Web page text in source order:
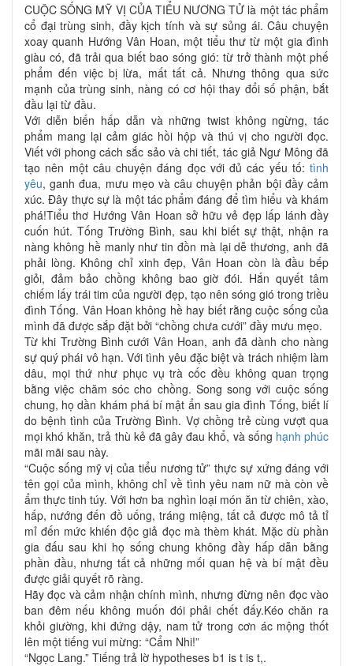
CUỘC SỐNG MỸ VỊ CỦA TIỂU NƯƠNG TỬ là một tác phẩm
cổ đại trùng sinh, đầy kịch tính và sự sủng ái. Câu chuyện
xoay quanh Hướng Vân Hoan, một tiểu thư từ một gia đình
giàu có, đã trải qua biết bao sóng gió: từ trở thành một phế
phẩm đến việc bị lừa, mất tất cả. Nhưng thông qua sức
mạnh của trùng sinh, nàng có cơ hội thay đổi số phận, bắt
đầu lại từ đầu.
Với diễn biến hấp dẫn và những twist không ngừng, tác
phẩm mang lại cảm giác hồi hộp và thú vị cho người đọc.
Viết với phong cách sắc sảo và chi tiết, tác giả Ngư Mông đã
tạo nên một câu chuyện đáng đọc với đủ các yếu tố: tình
yêu, ganh đua, mưu mẹo và câu chuyện phản bội đầy cảm
xúc. Đây thực sự là một tác phẩm đáng để tìm hiểu và khám
phá!Tiểu thơ Hướng Vân Hoan sở hữu vẻ đẹp lấp lánh đầy
cuốn hút. Tống Trường Bình, sau khi biết sự thật, nhận ra
nàng không hề manly như tin đồn mà lại dễ thương, anh đã
phải lòng. Không chỉ xinh đẹp, Vân Hoan còn là đầu bếp
giỏi, đảm bảo chồng không bao giờ đói. Hắn quyết tâm
chiếm lấy trái tim của người đẹp, tạo nên sóng gió trong triều
đình Tống. Vân Hoan không hề hay biết rằng cuộc sống của
mình đã được sắp đặt bởi “chồng chưa cưới” đầy mưu mẹo.
Từ khi Trường Bình cưới Vân Hoan, anh đã dành cho nàng
sự quý phái vô hạn. Với tình yêu đặc biệt và trách nhiệm làm
dâu, mọi thứ như phục vụ trà cốc đều không quan trọng
bằng việc chăm sóc cho chồng. Song song với cuộc sống
chung, họ dần khám phá bí mật ẩn sau gia đình Tống, biết lí
do bệnh tình của Trường Bình. Vợ chồng trẻ cùng vượt qua
mọi khó khăn, trả thù kẻ đã gây đau khổ, và sống hạnh phúc
mãi mãi sau này.
“Cuộc sống mỹ vị của tiểu nương tử” thực sự xứng đáng với
tên gọi của mình, không chỉ về tình yêu nam nữ mà còn về
ẩm thực tinh túy. Với hơn ba nghìn loại món ăn từ chiên, xào,
hấp, nướng đến đồ uống, tráng miệng, tất cả được mô tả tỉ
mỉ đến mức khiến độc giả đọc mà thèm khát. Mặc dù phần
gia đấu sau khi họ sống chung không đầy hấp dẫn bằng
phần đầu, nhưng tất cả những mối quan hệ và bí mật đều
được giải quyết rõ ràng.
Hãy đọc và cảm nhận chính mình, nhưng đừng nên đọc vào
ban đêm nếu không muốn đói phải chết đấy.Kéo chăn ra
khỏi giường, khi đứng dậy, nam tử trong cơn ác mộng thốt
lên một tiếng vui mừng: “Cẩm Nhi!”
“Ngọc Lang.” Tiếng trả lờ hypotheses b1 is t is t,.